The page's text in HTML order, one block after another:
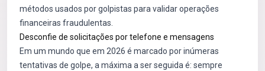
métodos usados por golpistas para validar operações
financeiras fraudulentas.
Desconfie de solicitações por telefone e mensagens
Em um mundo que em 2026 é marcado por inúmeras
tentativas de golpe, a máxima a ser seguida é: sempre